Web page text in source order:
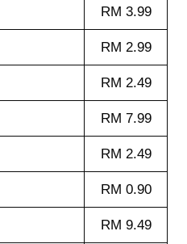
RM 3.99
RM 2.99
RM 2.49
RM 7.99
RM 2.49
RM 0.90
RM 9.49